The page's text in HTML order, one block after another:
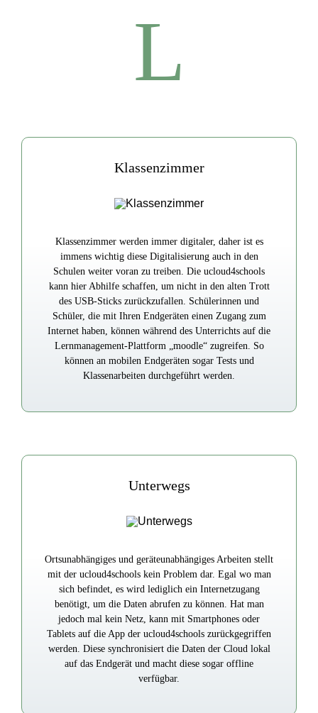
Klassenzimmer
Klassenzimmer werden immer digitaler, daher ist es
immens wichtig diese Digitalisierung auch in den
Schulen weiter voran zu treiben. Die ucloud4schools
kann hier Abhilfe schaffen, um nicht in den alten Trott
des USB-Sticks zurückzufallen. Schülerinnen und
Schüler, die mit Ihren Endgeräten einen Zugang zum
Internet haben, können während des Unterrichts auf die
Lernmanagement-Plattform „moodle“ zugreifen. So
können an mobilen Endgeräten sogar Tests und
Klassenarbeiten durchgeführt werden.
Unterwegs
Ortsunabhängiges und geräteunabhängiges Arbeiten stellt
mit der ucloud4schools kein Problem dar. Egal wo man
sich befindet, es wird lediglich ein Internetzugang
benötigt, um die Daten abrufen zu können. Hat man
jedoch mal kein Netz, kann mit Smartphones oder
Tablets auf die App der ucloud4schools zurückgegriffen
werden. Diese synchronisiert die Daten der Cloud lokal
auf das Endgerät und macht diese sogar offline
verfügbar.